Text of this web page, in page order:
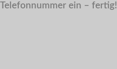
Telefonnummer ein – fertig!